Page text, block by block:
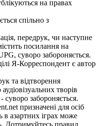
на правах
спільно з
передрук, чи наступне
посилання на
суворо забороняється.
Я-Корреспондент є автор
та відтворення
творів
суворо забороняється.
призначені для осіб
азартних іграх може
Дотримуйтесь правил